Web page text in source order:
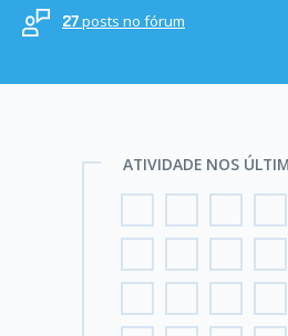
27posts no fórum
ATIVIDADE NOS